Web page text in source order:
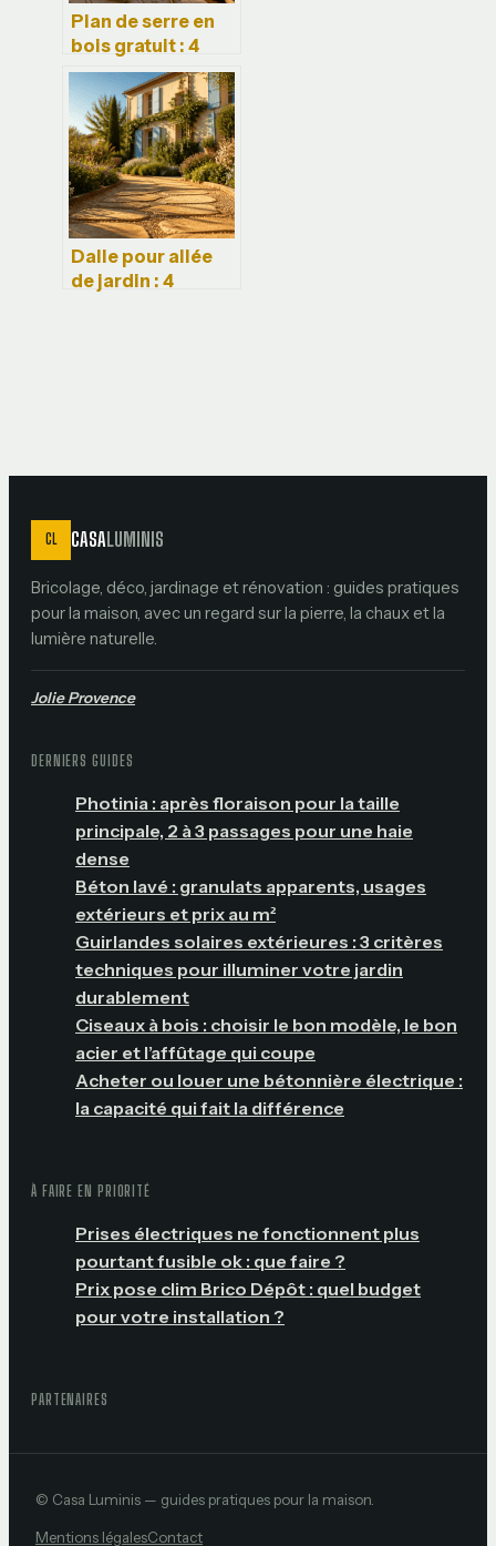
Plan de serre en
bois gratuit : 4
dimensions pour
une structure
durable et
productive
Dalle pour allée
de jardin : 4
CL CASALUMINIS
Bricolage, déco, jardinage et rénovation : guides pratiques
pour la maison, avec un regard sur la pierre, la chaux et la
lumière naturelle.
Jolie Provence
DERNIERS GUIDES
Photinia : après floraison pour la taille
principale, 2 à 3 passages pour une haie
dense
Béton lavé : granulats apparents, usages
extérieurs et prix au m²
Guirlandes solaires extérieures : 3 critères
techniques pour illuminer votre jardin
durablement
Ciseaux à bois : choisir le bon modèle, le bon
acier et l’affûtage qui coupe
Acheter ou louer une bétonnière électrique :
la capacité qui fait la différence
À FAIRE EN PRIORITÉ
Prises électriques ne fonctionnent plus
pourtant fusible ok : que faire ?
Prix pose clim Brico Dépôt : quel budget
pour votre installation ?
PARTENAIRES
© Casa Luminis — guides pratiques pour la maison.
Mentions légalesContact